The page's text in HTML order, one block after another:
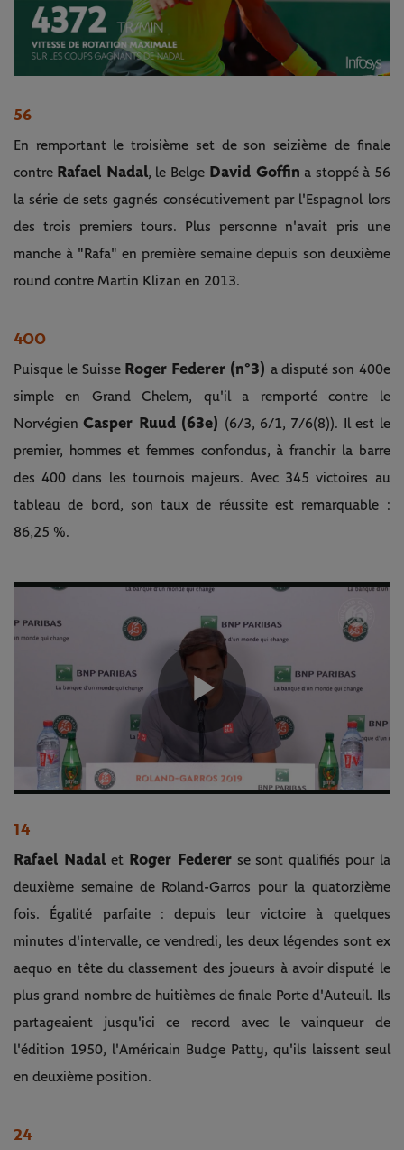
56
En remportant le troisième set de son seizième de finale
contre Rafael Nadal, le BelgeDavid Goffin a stoppé à 56
la série de sets gagnés consécutivement par l'Espagnol lors
des trois premiers tours. Plus personne n'avait pris une
manche à "Rafa" en première semaine depuis son deuxième
round contre Martin Klizan en 2013.
400
Puisque le Suisse Roger Federer (n°3) a disputé son 400e
simple en Grand Chelem, qu'il a remporté contre le
NorvégienCasper Ruud (63e) (6/3, 6/1, 7/6(8)). Il est le
premier, hommes et femmes confondus, à franchir la barre
des 400 dans les tournois majeurs. Avec 345 victoires au
tableau de bord, son taux de réussite est remarquable :
86,25 %.
Play
14
Rafael Nadalet Roger Federerse sont qualifiés pour la
deuxième semaine de Roland-Garros pour la quatorzième
fois. Égalité parfaite : depuis leur victoire à quelques
minutes d'intervalle, ce vendredi, les deux légendes sont ex
aequo en tête du classement des joueurs à avoir disputé le
plus grand nombre de huitièmes de finale Porte d'Auteuil. Ils
partageaient jusqu'ici ce record avec le vainqueur de
l'édition 1950, l'Américain Budge Patty, qu'ils laissent seul
en deuxième position.
24